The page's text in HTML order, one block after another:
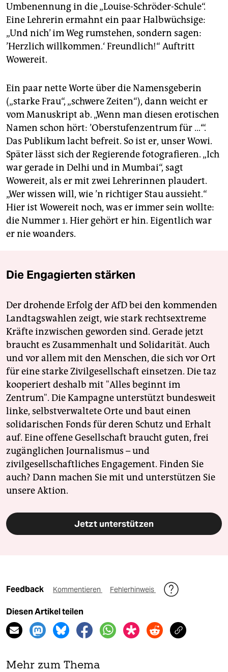
Umbenennung in die „Louise-Schröder-Schule“.
Eine Lehrerin ermahnt ein paar Halbwüchsige:
„Und nich’ im Weg rumstehen, sondern sagen:
’Herzlich willkommen.‘ Freundlich!“ Auftritt
Wowereit.
Ein paar nette Worte über die Namensgeberin
(„starke Frau“, „schwere Zeiten“), dann weicht er
vom Manuskript ab. „Wenn man diesen erotischen
Namen schon hört: ’Oberstufenzentrum für …‘“.
Das Publikum lacht befreit. So ist er, unser Wowi.
Später lässt sich der Regierende fotografieren. „Ich
war gerade in Delhi und in Mumbai“, sagt
Wowereit, als er mit zwei Lehrerinnen plaudert.
„Wer wissen will, wie ’n richtiger Stau aussieht.“
Hier ist Wowereit noch, was er immer sein wollte:
die Nummer 1. Hier gehört er hin. Eigentlich war
er nie woanders.
Die Engagierten stärken
Der drohende Erfolg der AfD bei den kommenden
Landtagswahlen zeigt, wie stark rechtsextreme
Kräfte inzwischen geworden sind. Gerade jetzt
braucht es Zusammenhalt und Solidarität. Auch
und vor allem mit den Menschen, die sich vor Ort
für eine starke Zivilgesellschaft einsetzen. Die taz
kooperiert deshalb mit "Alles beginnt im
Zentrum". Die Kampagne unterstützt bundesweit
linke, selbstverwaltete Orte und baut einen
solidarischen Fonds für deren Schutz und Erhalt
auf. Eine offene Gesellschaft braucht guten, frei
zugänglichen Journalismus – und
zivilgesellschaftliches Engagement. Finden Sie
auch? Dann machen Sie mit und unterstützen Sie
unsere Aktion.
Jetzt unterstützen
Feedback Kommentieren Fehlerhinweis
Diesen Artikel teilen
Mehr zum Thema